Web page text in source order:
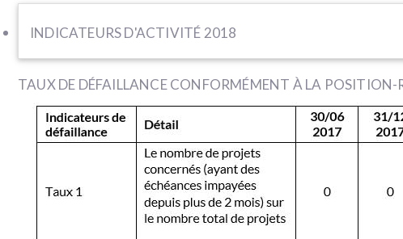
INDICATEURS D'ACTIVITÉ 2018
TAUX DE DÉFAILLANCE CONFORMÉMENT À LA